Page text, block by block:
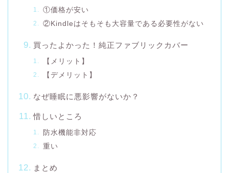
①価格が安い
②Kindleはそもそも大容量である必要性がない
買ったよかった！純正ファブリックカバー
【メリット】
【デメリット】
なぜ睡眠に悪影響がないか？
惜しいところ
防水機能非対応
重い
まとめ